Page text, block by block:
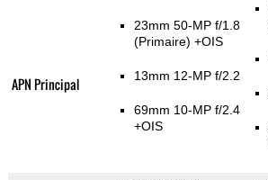
APN Principal
23mm 50-MP f/1.8
(Primaire) +OIS
13mm 12-MP f/2.2
69mm 10-MP f/2.4
+OIS